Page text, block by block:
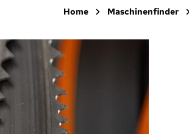
Home Maschinenfinder